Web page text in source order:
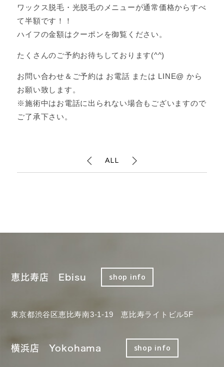
ワックス脱毛・光脱毛のメニューが通常価格からすべ
て半額です！！
ハイフの金額はクーポンを御覧ください。
たくさんのご予約お待ちしております(^^)
お問い合わせ＆ご予約は お電話 または LINE@ から
お願い致します。
※施術中はお電話に出られない場合もございますので
ご了承下さい。
ALL
恵比寿店 Ebisu shop info
東京都渋谷区恵比寿南3-1-19 恵比寿ライトビル5F
横浜店 Yokohama shop info